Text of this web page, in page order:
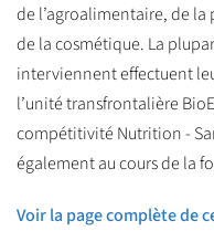
de l’agroalimentaire, de
de la cosmétique. La
interviennent effectuent
l’unité transfrontalière
compétitivité Nutrition -
également au cours de la
Voir la page complète de